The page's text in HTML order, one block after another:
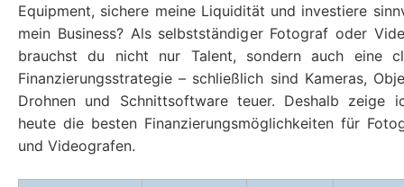
Equipment, sichere meine Liquidität und investiere
mein Business? Als selbstständiger Fotograf oder
brauchst du nicht nur Talent, sondern auch eine
Finanzierungsstrategie – schließlich sind Kameras,
Drohnen und Schnittsoftware teuer. Deshalb zeige
heute die besten Finanzierungsmöglichkeiten für
und Videografen.